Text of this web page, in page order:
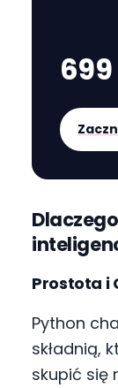
699
Prostota i
Python
składnią,
skupić się